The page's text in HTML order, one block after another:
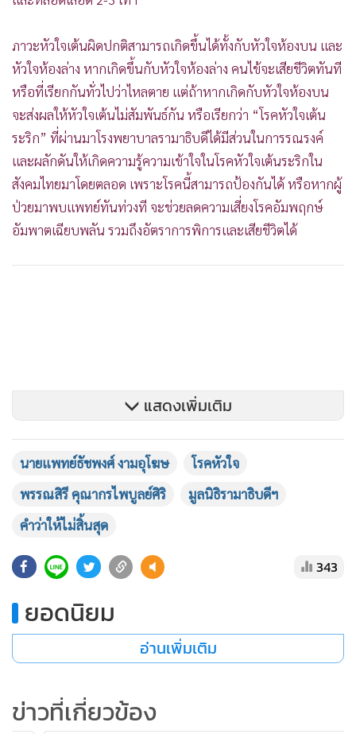
ภาวะหัวใจเต้นผิดปกติสามารถเกิดขึ้นได้ทั้งกับหัวใจห้องบน และ
หัวใจห้องล่าง หากเกิดขึ้นกับหัวใจห้องล่าง คนไข้จะเสียชีวิตทันที
หรือที่เรียกกันทั่วไปว่าไหลตาย แต่ถ้าหากเกิดกับหัวใจห้องบน
จะส่งผลให้หัวใจเต้นไม่สัมพันธ์กัน หรือเรียกว่า “โรคหัวใจเต้น
ระริก” ที่ผ่านมาโรงพยาบาลรามาธิบดีได้มีส่วนในการรณรงค์
และผลักดันให้เกิดความรู้ความเข้าใจในโรคหัวใจเต้นระริกใน
สังคมไทยมาโดยตลอด เพราะโรคนี้สามารถป้องกันได้ หรือหากผู้
ป่วยมาพบแพทย์ทันท่วงที จะช่วยลดความเสี่ยงโรคอัมพฤกษ์
อัมพาตเฉียบพลัน รวมถึงอัตราการพิการและเสียชีวิตได้
แสดงเพิ่มเติม
นายแพทย์ธัชพงศ์ งามอุโฆษ
โรคหัวใจ
พรรณสิรี คุณากรไพบูลย์ศิริ
มูลนิธิรามาธิบดีฯ
คำว่าให้ไม่สิ้นสุด
343
ยอดนิยม
อ่านเพิ่มเติม
ข่าวที่เกี่ยวข้อง